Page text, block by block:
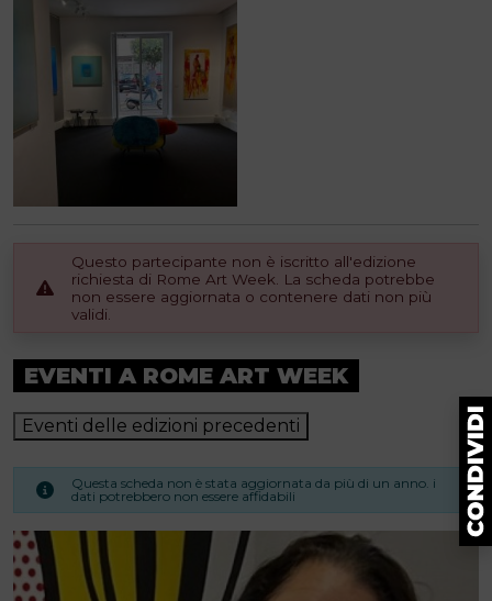
Questo partecipante non è iscritto all'edizione
richiesta di Rome Art Week. La scheda potrebbe
non essere aggiornata o contenere dati non più
validi.
EVENTI A ROME ART WEEK
Eventi delle edizioni precedenti
Questa scheda non è stata aggiornata da più di un anno. i
dati potrebbero non essere affidabili